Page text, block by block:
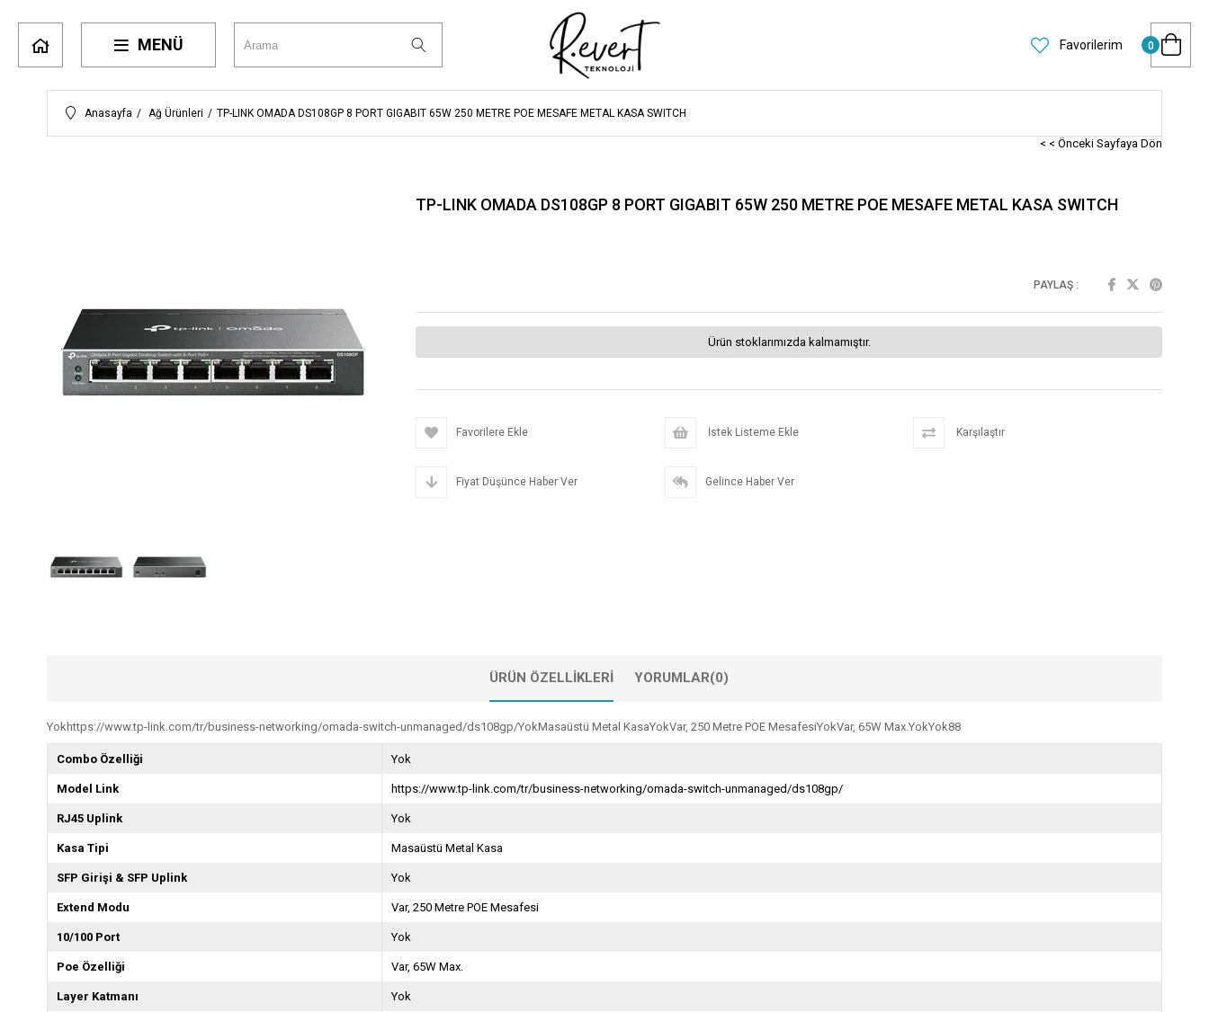
MENÜ Favorilerim 0
Anasayfa Ağ Ürünleri TP-LINK OMADA DS108GP 8 PORT GIGABIT 65W 250 METRE POE MESAFE METAL KASA SWITCH
< < Önceki Sayfaya Dön
TP-LINK OMADA DS108GP 8 PORT GIGABIT 65W 250 METRE POE MESAFE METAL KASA SWITCH
PAYLAŞ :
Ürün stoklarımızda kalmamıştır.
Favorilere Ekle İstek Listeme Ekle Karşılaştır
Fiyat Düşünce Haber Ver Gelince Haber Ver
ÜRÜN ÖZELLIKLERI YORUMLAR(0)
Yokhttps://www.tp-link.com/tr/business-networking/omada-switch-unmanaged/ds108gp/YokMasaüstü Metal KasaYokVar, 250 Metre POE MesafesiYokVar, 65W Max.YokYok88
Combo Özelliği Yok
Model Link https://www.tp-link.com/tr/business-networking/omada-switch-unmanaged/ds108gp/
RJ45 Uplink Yok
Kasa Tipi Masaüstü Metal Kasa
SFP Girişi & SFP Uplink Yok
Extend Modu Var, 250 Metre POE Mesafesi
10/100 Port Yok
Poe Özelliği Var, 65W Max.
Layer Katmanı Yok